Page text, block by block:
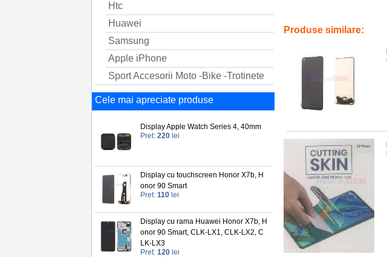
Htc
Huawei
Samsung
Apple iPhone
Sport Accesorii Moto -Bike -Trotinete
Cele mai apreciate produse
Display Apple Watch Series 4, 40mm
Pret: 220 lei
Display cu touchscreen Honor X7b, H
onor 90 Smart
Pret: 110 lei
Display cu rama Huawei Honor X7b, H
onor 90 Smart, CLK-LX1, CLK-LX2, C
LK-LX3
Pret: 120 lei
Produse similare: